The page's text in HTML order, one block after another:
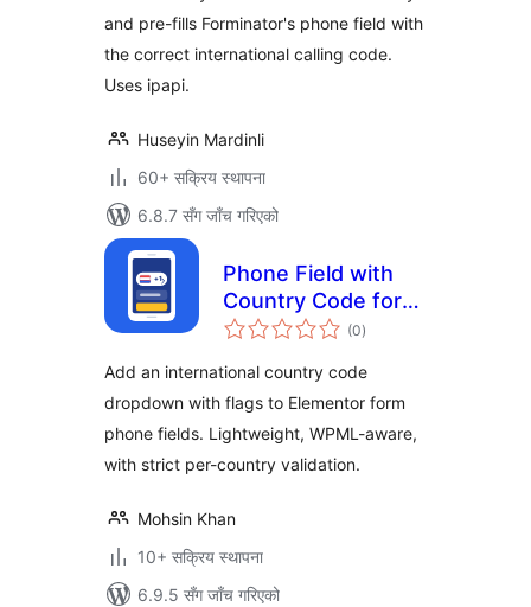
and pre-fills Forminator's phone field with
the correct international calling code.
Uses ipapi.
Huseyin Mardinli
60+ सक्रिय स्थापना
6.8.7 सँग जाँच गरिएको
Phone Field with
Country Code for
Elementor – (0कुल
रेटिङ्गहरू
)
Add an international country code
dropdown with flags to Elementor form
phone fields. Lightweight, WPML-aware,
with strict per-country validation.
Mohsin Khan
10+ सक्रिय स्थापना
6.9.5 सँग जाँच गरिएको